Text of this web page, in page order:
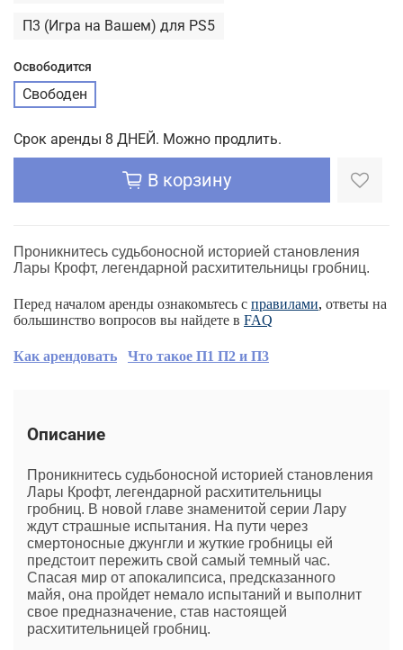
П3 (Игра на Вашем) для PS5
Освободится
Свободен
Срок аренды 8 ДНЕЙ. Можно продлить.
В корзину
Проникнитесь судьбоносной историей становления
Лары Крофт, легендарной расхитительницы гробниц.
Перед началом аренды ознакомьтесь с правилами, ответы на
большинство вопросов вы найдете в FAQ
Как арендовать Что такое П1 П2 и П3
Описание
Проникнитесь судьбоносной историей становления
Лары Крофт, легендарной расхитительницы
гробниц. В новой главе знаменитой серии Лару
ждут страшные испытания. На пути через
смертоносные джунгли и жуткие гробницы ей
предстоит пережить свой самый темный час.
Спасая мир от апокалипсиса, предсказанного
майя, она пройдет немало испытаний и выполнит
свое предназначение, став настоящей
расхитительницей гробниц.